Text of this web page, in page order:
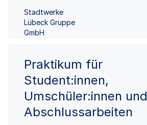
Stadtwerke
Lübeck Gruppe
GmbH
Praktikum für
Student:innen,
Umschüler:innen und
Abschlussarbeiten